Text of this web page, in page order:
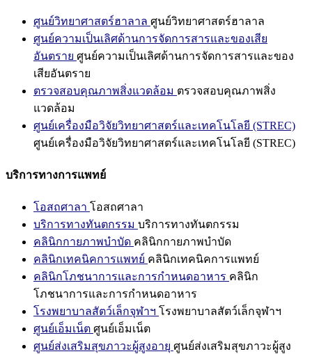
ศูนย์วิทยาศาสตร์ฮาลาล ศูนย์วิทยาศาสตร์ฮาลาล
ศูนย์ความเป็นเลิศด้านการจัดการสารและของเสีย
อันตราย ศูนย์ความเป็นเลิศด้านการจัดการสารและของ
เสียอันตราย
ตรวจสอบคุณภาพสิ่งแวดล้อม ตรวจสอบคุณภาพสิ่ง
แวดล้อม
ศูนย์เครื่องมือวิจัยวิทยาศาสตร์และเทคโนโลยี (STREC)
ศูนย์เครื่องมือวิจัยวิทยาศาสตร์และเทคโนโลยี (STREC)
บริการทางการแพทย์
โอสถศาลา โอสถศาลา
บริการทางทันตกรรม บริการทางทันตกรรม
คลินิกกายภาพบำบัด คลินิกกายภาพบำบัด
คลินิกเทคนิคการแพทย์ คลินิกเทคนิคการแพทย์
คลินิกโภชนาการและการกำหนดอาหาร คลินิก
โภชนาการและการกำหนดอาหาร
โรงพยาบาลสัตว์เล็กจุฬาฯ โรงพยาบาลสัตว์เล็กจุฬาฯ
ศูนย์เอ็มเน็ต ศูนย์เอ็มเน็ต
ศูนย์ส่งเสริมสุขภาวะผู้สูงอายุ ศูนย์ส่งเสริมสุขภาวะผู้สูง